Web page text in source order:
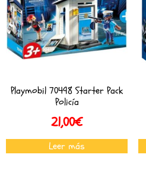
Playmobil 70498 Starter Pack
Policía
21,00€
Leer más